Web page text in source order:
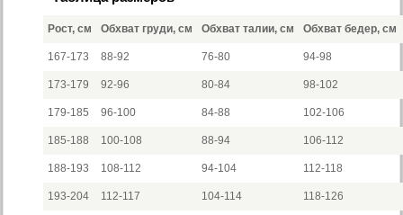
Рост, см Обхват груди, см Обхват талии, см Обхват бедер, см
167-173 88-92 76-80 94-98
173-179 92-96 80-84 98-102
179-185 96-100 84-88 102-106
185-188 100-108 88-94 106-112
188-193 108-112 94-104 112-118
193-204 112-117 104-114 118-126